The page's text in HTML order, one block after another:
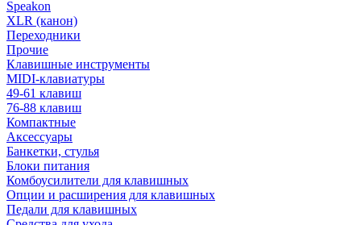
Speakon
XLR (канон)
Переходники
Прочие
Клавишные инструменты
MIDI-клавиатуры
49-61 клавиш
76-88 клавиш
Компактные
Аксессуары
Банкетки, стулья
Блоки питания
Комбоусилители для клавишных
Опции и расширения для клавишных
Педали для клавишных